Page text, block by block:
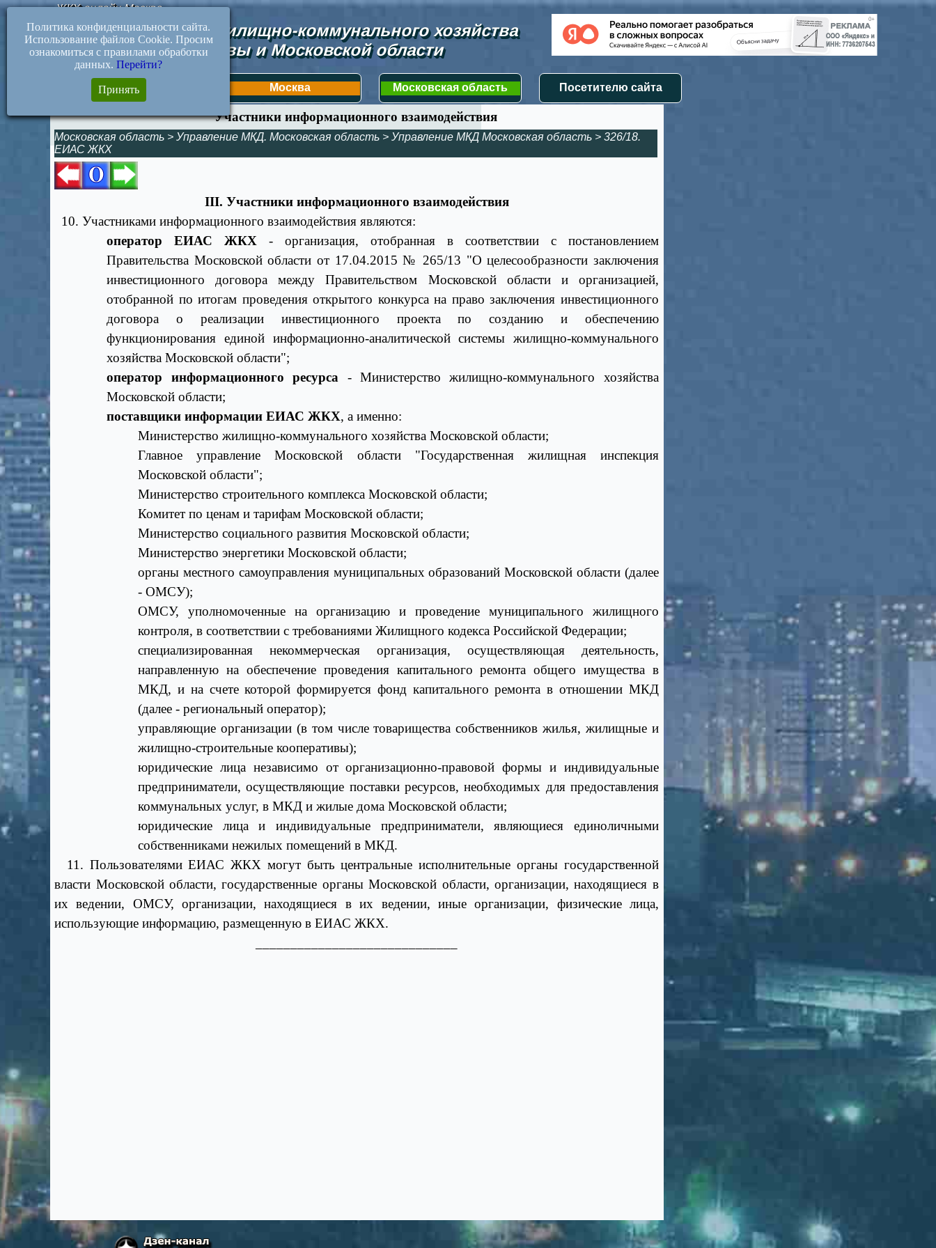
Первая Москва Московская область Посетителю сайта
Документы жилищно-коммунального хозяйства
Москвы и Московской области
ЖКХ-онлайн.Москва
Участники информационного взаимодействия
Московская область >Управление МКД. Московская область >Управление МКД Московская область >326/18.
ЕИАС ЖКХ
III. Участники информационного взаимодействия
10. Участниками информационного взаимодействия являются:
оператор ЕИАС ЖКХ - организация, отобранная в соответствии с постановлением
Правительства Московской области от 17.04.2015 № 265/13 "О целесообразности заключения
инвестиционного договора между Правительством Московской области и организацией,
отобранной по итогам проведения открытого конкурса на право заключения инвестиционного
договора о реализации инвестиционного проекта по созданию и обеспечению
функционирования единой информационно-аналитической системы жилищно-коммунального
хозяйства Московской области";
оператор информационного ресурса - Министерство жилищно-коммунального хозяйства
Московской области;
поставщики информации ЕИАС ЖКХ, а именно:
Министерство жилищно-коммунального хозяйства Московской области;
Главное управление Московской области "Государственная жилищная инспекция
Московской области";
Министерство строительного комплекса Московской области;
Комитет по ценам и тарифам Московской области;
Министерство социального развития Московской области;
Министерство энергетики Московской области;
органы местного самоуправления муниципальных образований Московской области (далее
- ОМСУ);
ОМСУ, уполномоченные на организацию и проведение муниципального жилищного
контроля, в соответствии с требованиями Жилищного кодекса Российской Федерации;
специализированная некоммерческая организация, осуществляющая деятельность,
направленную на обеспечение проведения капитального ремонта общего имущества в
МКД, и на счете которой формируется фонд капитального ремонта в отношении МКД
(далее - региональный оператор);
управляющие организации (в том числе товарищества собственников жилья, жилищные и
жилищно-строительные кооперативы);
юридические лица независимо от организационно-правовой формы и индивидуальные
предприниматели, осуществляющие поставки ресурсов, необходимых для предоставления
коммунальных услуг, в МКД и жилые дома Московской области;
юридические лица и индивидуальные предприниматели, являющиеся единоличными
собственниками нежилых помещений в МКД.
11. Пользователями ЕИАС ЖКХ могут быть центральные исполнительные органы государственной
власти Московской области, государственные органы Московской области, организации, находящиеся в
их ведении, ОМСУ, организации, находящиеся в их ведении, иные организации, физические лица,
использующие информацию, размещенную в ЕИАС ЖКХ.
Политика конфиденциальности сайта.
Использование файлов Cookie. Просим
ознакомиться с правилами обработки
данных. Перейти?
Принять